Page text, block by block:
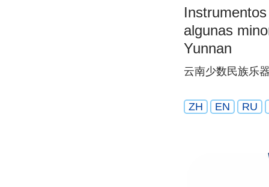
algunas
Yunnan
云南少数民族乐
ZH EN RU